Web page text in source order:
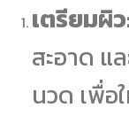
เตรียมผิ
สะอาด แ
นวด เพื่อ